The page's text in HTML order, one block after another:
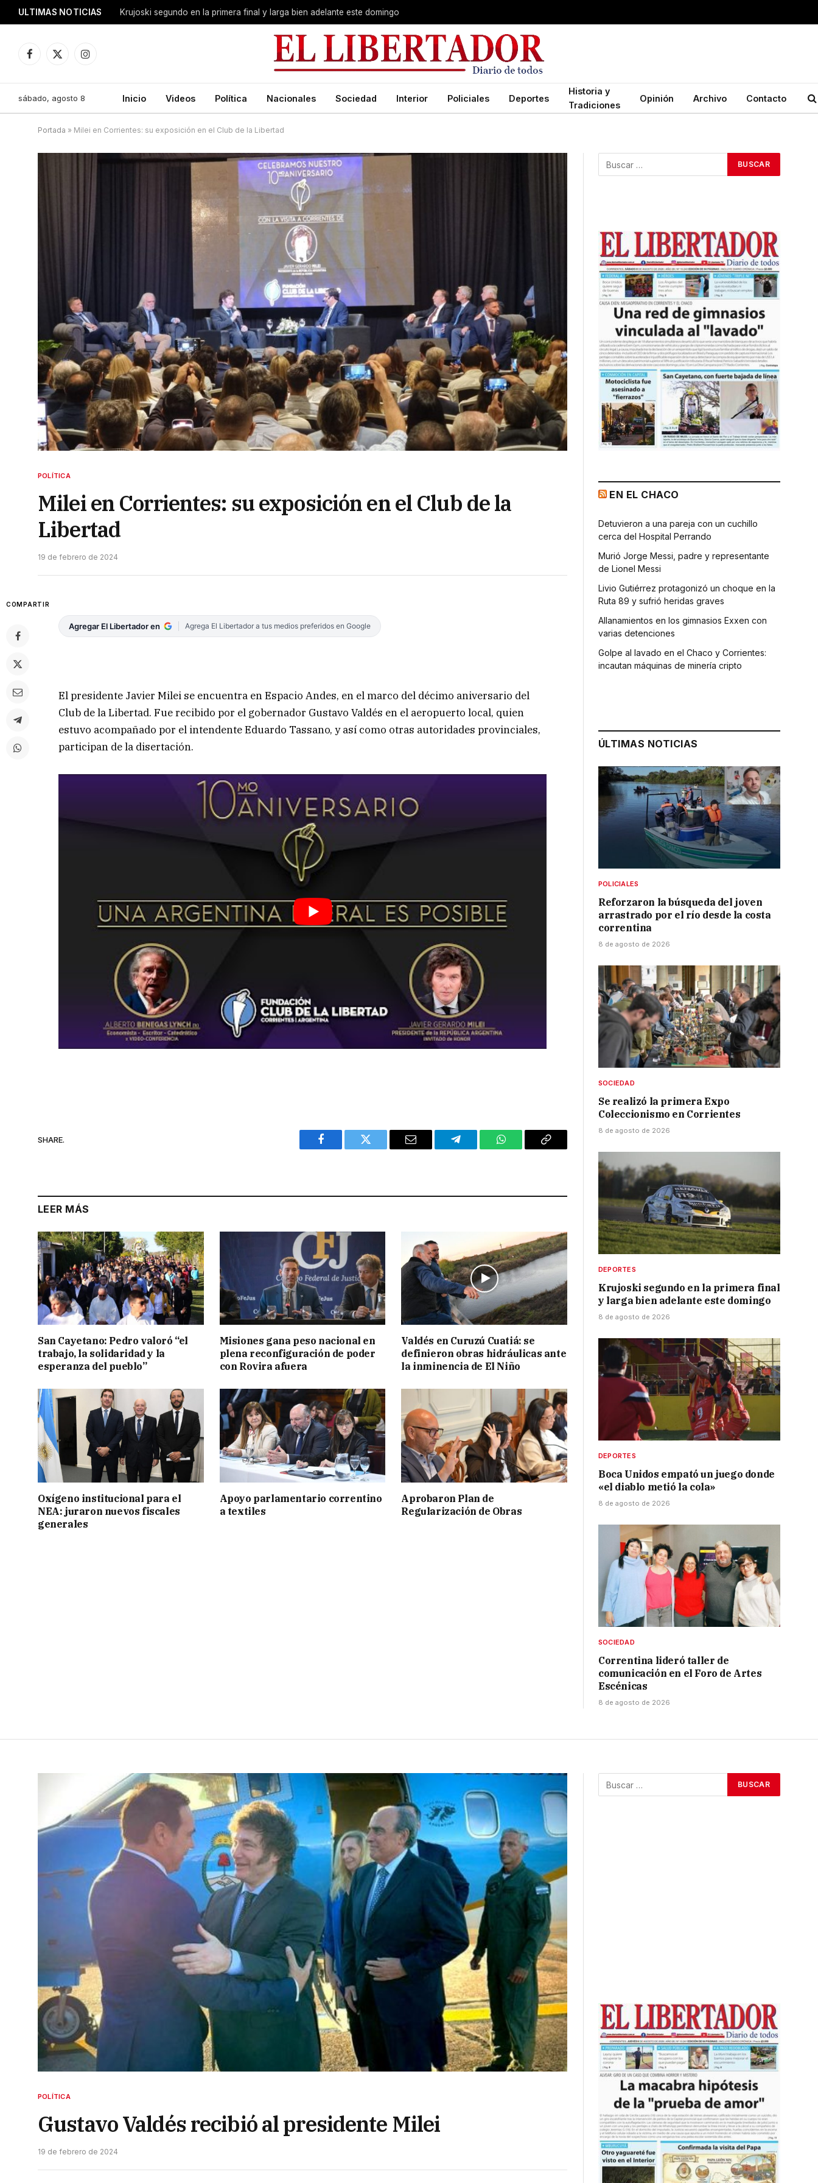
ULTIMAS NOTICIAS Krujoski segundo en la primera final y larga bien adelante este domingo
Facebook
X
Instagram
sábado, agosto 8 Inicio Videos Política Nacionales Sociedad Interior Policiales Deportes
Historia y
Tradiciones
Opinión Archivo Contacto
Portada » Milei en Corrientes: su exposición en el Club de la Libertad
POLÍTICA
Milei en Corrientes: su exposición en el Club de la
Libertad
19 de febrero de 2024
COMPARTIR
Agregar El Libertador en Agrega El Libertador a tus medios preferidos en Google
El presidente Javier Milei se encuentra en Espacio Andes, en el marco del décimo aniversario del
Club de la Libertad. Fue recibido por el gobernador Gustavo Valdés en el aeropuerto local, quien
estuvo acompañado por el intendente Eduardo Tassano, y así como otras autoridades provinciales,
participan de la disertación.
SHARE.
Facebook Twitter Email Telegram WhatsAppCopy
LEER MÁS
San Cayetano: Pedro valoró “el
trabajo, la solidaridad y la
esperanza del pueblo”
Misiones gana peso nacional en
plena reconfiguración de poder
con Rovira afuera
Valdés en Curuzú Cuatiá: se
definieron obras hidráulicas ante
la inminencia de El Niño
Oxígeno institucional para el
NEA: juraron nuevos fiscales
generales
Apoyo parlamentario correntino
a textiles
Aprobaron Plan de
Regularización de Obras
EN EL CHACO
Detuvieron a una pareja con un cuchillo
cerca del Hospital Perrando
Murió Jorge Messi, padre y representante
de Lionel Messi
Livio Gutiérrez protagonizó un choque en la
Ruta 89 y sufrió heridas graves
Allanamientos en los gimnasios Exxen con
varias detenciones
Golpe al lavado en el Chaco y Corrientes:
incautan máquinas de minería cripto
ÚLTIMAS NOTICIAS
POLICIALES
Reforzaron la búsqueda del joven
arrastrado por el río desde la costa
correntina
8 de agosto de 2026
SOCIEDAD
Se realizó la primera Expo
Coleccionismo en Corrientes
8 de agosto de 2026
DEPORTES
Krujoski segundo en la primera final
y larga bien adelante este domingo
8 de agosto de 2026
DEPORTES
Boca Unidos empató un juego donde
«el diablo metió la cola»
8 de agosto de 2026
SOCIEDAD
Correntina lideró taller de
comunicación en el Foro de Artes
Escénicas
8 de agosto de 2026
POLÍTICA
Gustavo Valdés recibió al presidente Milei
19 de febrero de 2024